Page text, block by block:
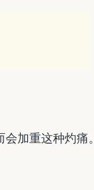
加重这种灼痛。